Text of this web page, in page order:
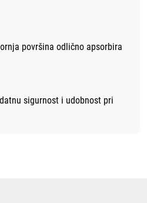
površina odlično apsorbira
sigurnost i udobnost pri